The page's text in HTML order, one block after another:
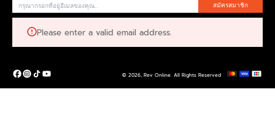
สมัครสมาชิก
Please enter a valid email address.
© 2026, Rev Online. All Rights Reserved